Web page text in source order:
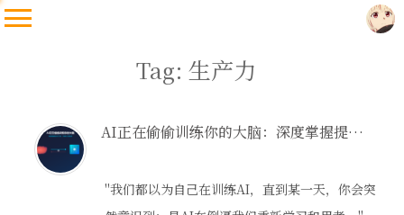
Tag: 生产力
AI正在偷偷训练你的大脑：深度掌握提示词工程，不被时代所抛弃
"我们都以为自己在训练AI，直到某一天，你会突